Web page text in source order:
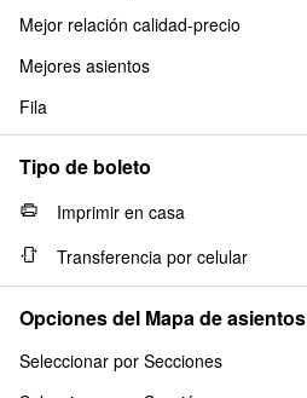
Mejor relación calidad-precio
Mejores asientos
Fila
Tipo de boleto
Imprimir en casa
Transferencia por celular
Opciones del Mapa de asientos
Seleccionar por Secciones